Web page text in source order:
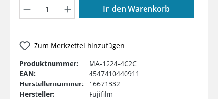
Produkt Anzahl: Gib den
In den Warenkorb
Zum Merkzettel hinzufügen
Produktnummer:
MA-1224-4C2C
EAN:
4547410440911
Herstellernummer:
16671332
Hersteller:
Fujifilm